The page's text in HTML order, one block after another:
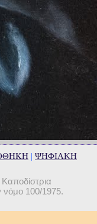
| ΨΗΦΙΑΚΗ
νόμο 100/1975.